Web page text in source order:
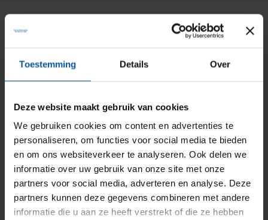
Toestemming Details Over
Deze website maakt gebruik van cookies
We gebruiken cookies om content en advertenties te
personaliseren, om functies voor social media te bieden
en om ons websiteverkeer te analyseren. Ook delen we
informatie over uw gebruik van onze site met onze
partners voor social media, adverteren en analyse. Deze
partners kunnen deze gegevens combineren met andere
informatie die u aan ze heeft verstrekt of die ze hebben
Aansprakelijkheid
Auto
Bromfiets
Caravan
Doorlopende reis
Fiets
Inboedel
Kostbaarheden